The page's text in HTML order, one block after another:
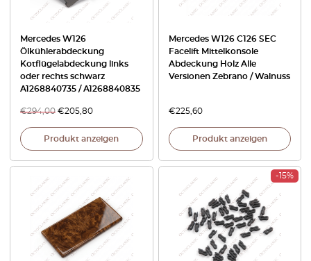
Mercedes W126
Ölkühlerabdeckung
Kotflügelabdeckung links
oder rechts schwarz
A1268840735 / A1268840835
€294,00 €205,80
Produkt anzeigen
Mercedes W126 C126 SEC
Facelift Mittelkonsole
Abdeckung Holz Alle
Versionen Zebrano / Walnuss
€225,60
Produkt anzeigen
-15%